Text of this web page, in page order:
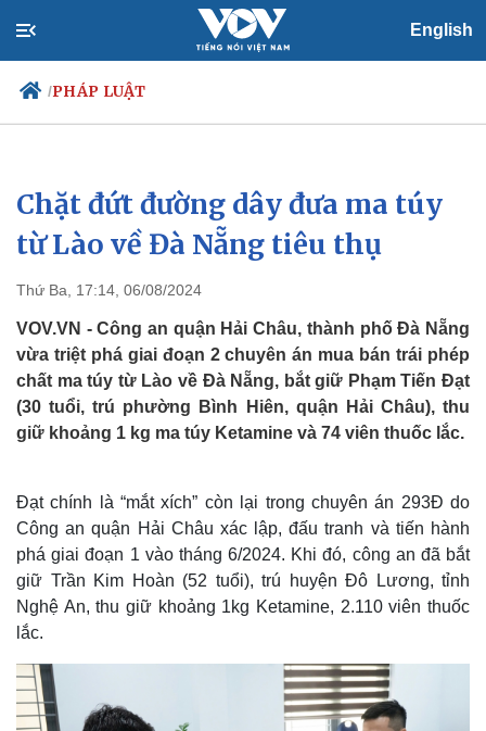
English
/PHÁP LUẬT
Chính trị
Đảng
Tổ chức nhân sự
Nhận diện sự thật
Xã hội
Tin 24h
Dự báo thời tiết
Việc làm
Biển đảo
Chặt đứt đường dây đưa ma túy
từ Lào về Đà Nẵng tiêu thụ
Thứ Ba, 17:14, 06/08/2024
VOV.VN - Công an quận Hải Châu, thành phố Đà Nẵng
vừa triệt phá giai đoạn 2 chuyên án mua bán trái phép
chất ma túy từ Lào về Đà Nẵng, bắt giữ Phạm Tiến Đạt
(30 tuổi, trú phường Bình Hiên, quận Hải Châu), thu
giữ khoảng 1 kg ma túy Ketamine và 74 viên thuốc lắc.
Đạt chính là “mắt xích” còn lại trong chuyên án 293Đ do
Công an quận Hải Châu xác lập, đấu tranh và tiến hành
phá giai đoạn 1 vào tháng 6/2024. Khi đó, công an đã bắt
giữ Trần Kim Hoàn (52 tuổi), trú huyện Đô Lương, tỉnh
Nghệ An, thu giữ khoảng 1kg Ketamine, 2.110 viên thuốc
lắc.